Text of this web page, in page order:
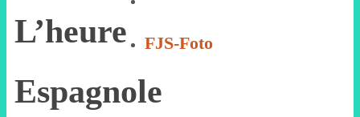
L’heure
Espagnole
FJS-Foto